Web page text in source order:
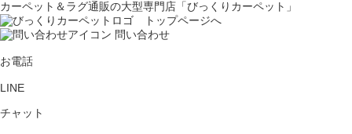
カーペット＆ラグ通販の大型専門店「びっくりカーペット」
問い合わせ
お電話
LINE
チャット